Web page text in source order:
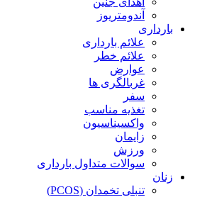
آندومتریوز
بارداری
علائم بارداری
علائم خطر
عوارض
غربالگری ها
سفر
تغذیه مناسب
واکسیناسیون
زایمان
ورزش
سوالات متداول بارداری
زنان
تنبلی تخمدان (PCOS)